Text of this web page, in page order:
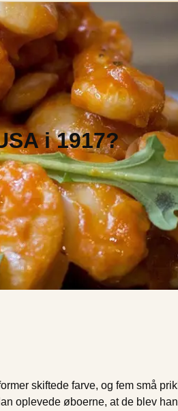
i 1917?
skiftede farve, og fem små
oplevede øboerne, at de blev